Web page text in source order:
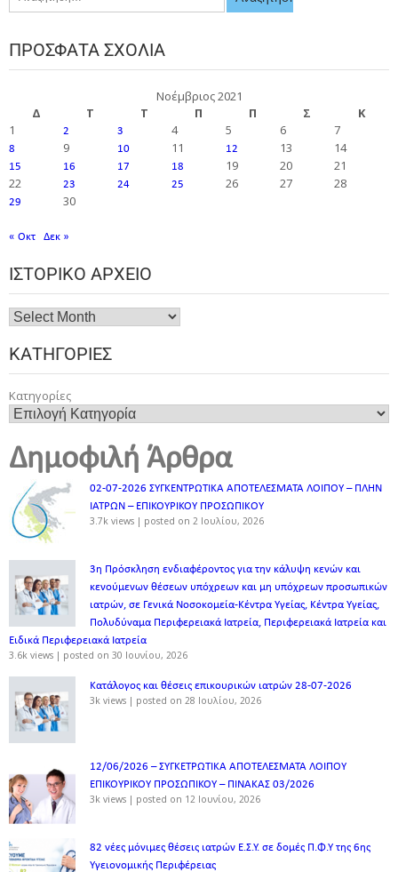
ΠΡΌΣΦΑΤΑ ΣΧΌΛΙΑ
Νοέμβριος 2021
Δ
Τ Τ Π Π Σ
Κ
1
2 3 4 5 6 7
8 9 10 11 12 13 14
15 16 17 18 19 20
21
22
23 24 25 26 27 28
29 30
« Οκτ Δεκ »
ΙΣΤΟΡΙΚΌ ΑΡΧΕΊΟ
ΚΑΤΗΓΟΡΊΕΣ
Κατηγορίες
Δημοφιλή Άρθρα
02-07-2026 ΣΥΓΚΕΝΤΡΩΤΙΚΑ ΑΠΟΤΕΛΕΣΜΑΤΑ ΛΟΙΠΟΥ – ΠΛΗΝ
ΙΑΤΡΩΝ – ΕΠΙΚΟΥΡΙΚΟΥ ΠΡΟΣΩΠΙΚOY
3.7k views | posted on 2 Ιουλίου, 2026
3η Πρόσκληση ενδιαφέροντος για την κάλυψη κενών και
κενούμενων θέσεων υπόχρεων και μη υπόχρεων προσωπικών
ιατρών, σε Γενικά Νοσοκομεία-Κέντρα Υγείας, Κέντρα Υγείας,
Πολυδύναμα Περιφερειακά Ιατρεία, Περιφερειακά Ιατρεία και
Ειδικά Περιφερειακά Ιατρεία
3.6k views | posted on 30 Ιουνίου, 2026
Κατάλογος και θέσεις επικουρικών ιατρών 28-07-2026
3k views | posted on 28 Ιουλίου, 2026
12/06/2026 – ΣΥΓΚΕΤΡΩΤΙΚΑ ΑΠΟΤΕΛΕΣΜΑΤΑ ΛΟΙΠΟΥ
ΕΠΙΚΟΥΡΙΚΟΥ ΠΡΟΣΩΠΙΚΟΥ – ΠΙΝΑΚΑΣ 03/2026
3k views | posted on 12 Ιουνίου, 2026
82 νέες μόνιμες θέσεις ιατρών Ε.Σ.Υ. σε δομές Π.Φ.Υ της 6ης
Υγειονομικής Περιφέρειας